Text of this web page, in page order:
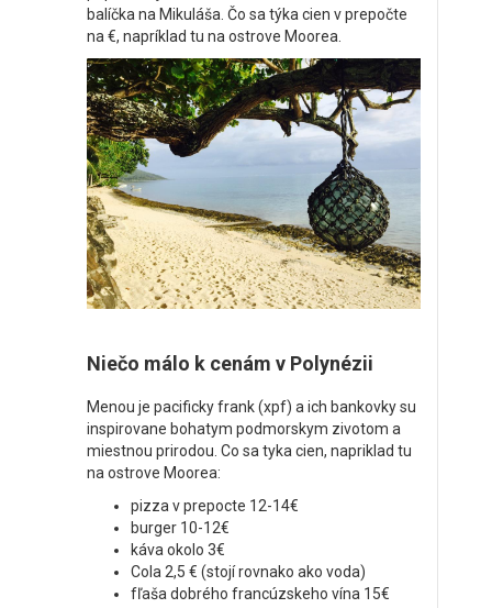
balíčka na Mikuláša. Čo sa týka cien v prepočte
na €, napríklad tu na ostrove Moorea.
Niečo málo k cenám v Polynézii
Menou je pacificky frank (xpf) a ich bankovky su
inspirovane bohatym podmorskym zivotom a
miestnou prirodou. Co sa tyka cien, napriklad tu
na ostrove Moorea:
pizza v prepocte 12-14€
burger 10-12€
káva okolo 3€
Cola 2,5 € (stojí rovnako ako voda)
fľaša dobrého francúzskeho vína 15€